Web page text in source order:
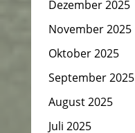
Dezember 2025
November 2025
Oktober 2025
September 2025
August 2025
Juli 2025